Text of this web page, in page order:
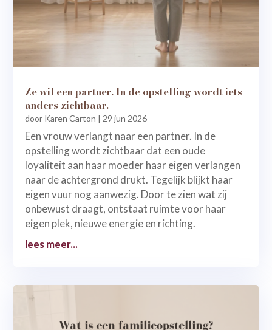
Ze wil een partner. In de opstelling wordt iets
anders zichtbaar.
door Karen Carton | 29 jun 2026
Een vrouw verlangt naar een partner. In de
opstelling wordt zichtbaar dat een oude
loyaliteit aan haar moeder haar eigen verlangen
naar de achtergrond drukt. Tegelijk blijkt haar
eigen vuur nog aanwezig. Door te zien wat zij
onbewust draagt, ontstaat ruimte voor haar
eigen plek, nieuwe energie en richting.
lees meer...